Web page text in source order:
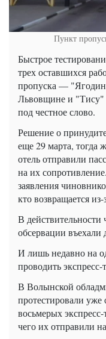
Пункт
Быстрое
трех оставшихся
пропуска —
Львовщине и "Тису"
под честное слово.
Решение о
еще 29 марта, тогда
отель отправили
на их
заявления
кто возвращается
В действительности
обсервации въехали
И лишь недавно на
проводить экспресс-
В Волынской
протестировали
восьмерых
чего их отправили